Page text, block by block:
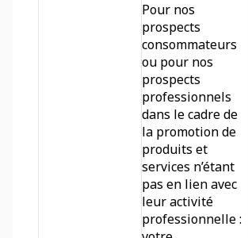
Pour nos
prospects
consommateurs
ou pour nos
prospects
professionnels
dans le cadre de
la promotion de
produits et
services n’étant
pas en lien avec
leur activité
professionnelle :